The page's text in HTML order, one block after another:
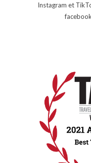
Instagram et